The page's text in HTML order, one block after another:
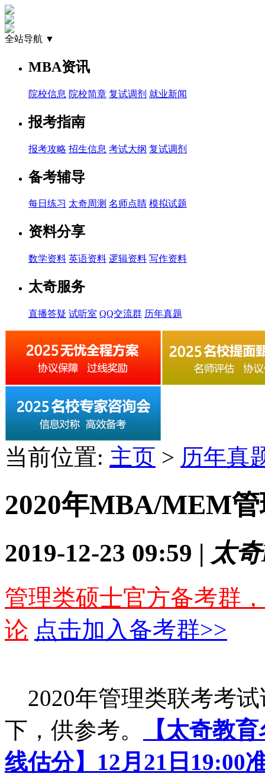
全站导航 ▼
MBA资讯
院校信息 院校简章 复试调剂 就业新闻
报考指南
报考攻略 招生信息 考试大纲 复试调剂
备考辅导
每日练习 太奇周测 名师点睛 模拟试题
资料分享
数学资料 英语资料 逻辑资料 写作资料
太奇服务
直播答疑 试听室 QQ交流群 历年真题
当前位置: 主页 > 历年真
2020年MBA/MEM
2019-12-23 09:59 | 太
管理类硕士官方备考群
论 点击加入备考群>>
2020年管理类联考考
下，供参考。
【太奇教
线估分】12月21日19:00